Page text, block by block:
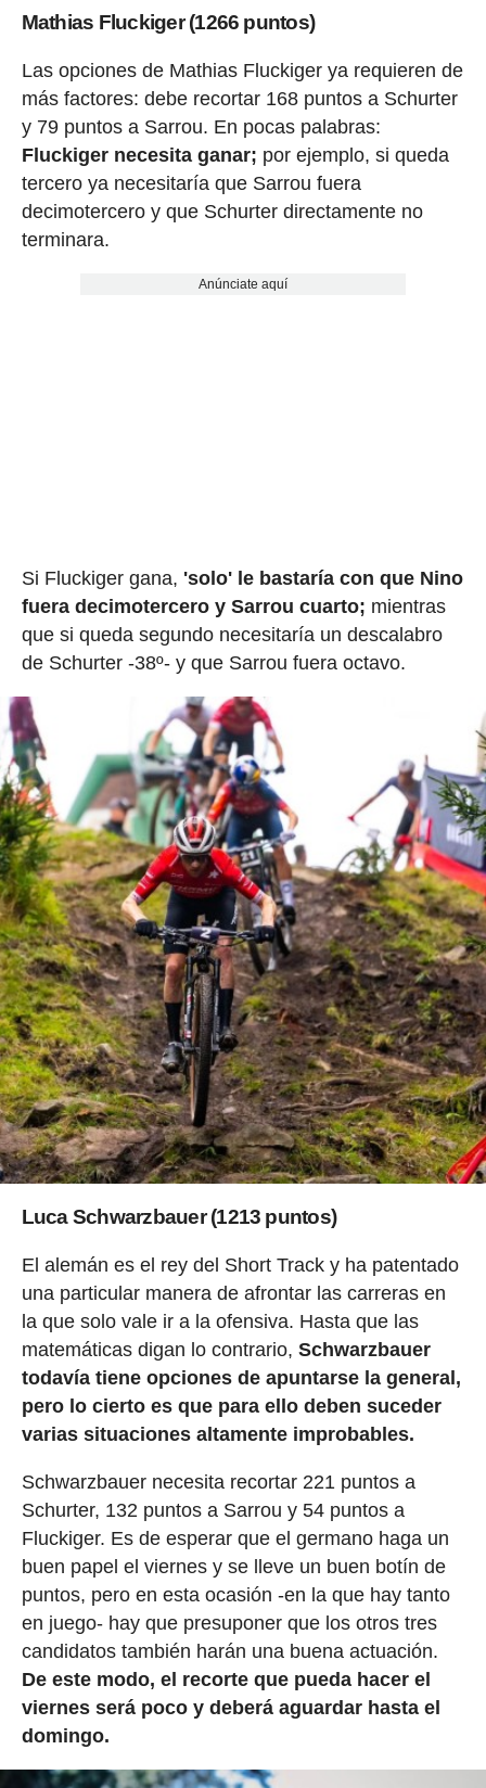
Mathias Fluckiger (1266 puntos)
Las opciones de Mathias Fluckiger ya requieren de
más factores: debe recortar 168 puntos a Schurter
y 79 puntos a Sarrou. En pocas palabras:
Fluckiger necesita ganar; por ejemplo, si queda
tercero ya necesitaría que Sarrou fuera
decimotercero y que Schurter directamente no
terminara.
Anúnciate aquí
Si Fluckiger gana, 'solo' le bastaría con que Nino
fuera decimotercero y Sarrou cuarto; mientras
que si queda segundo necesitaría un descalabro
de Schurter -38º- y que Sarrou fuera octavo.
Luca Schwarzbauer (1213 puntos)
El alemán es el rey del Short Track y ha patentado
una particular manera de afrontar las carreras en
la que solo vale ir a la ofensiva. Hasta que las
matemáticas digan lo contrario, Schwarzbauer
todavía tiene opciones de apuntarse la general,
pero lo cierto es que para ello deben suceder
varias situaciones altamente improbables.
Schwarzbauer necesita recortar 221 puntos a
Schurter, 132 puntos a Sarrou y 54 puntos a
Fluckiger. Es de esperar que el germano haga un
buen papel el viernes y se lleve un buen botín de
puntos, pero en esta ocasión -en la que hay tanto
en juego- hay que presuponer que los otros tres
candidatos también harán una buena actuación.
De este modo, el recorte que pueda hacer el
viernes será poco y deberá aguardar hasta el
domingo.